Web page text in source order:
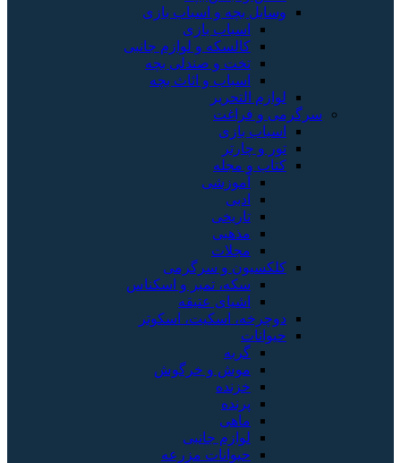
وسایل بچه و اسباب بازی
اسباب بازی
کالسکه و لوازم جانبی
تخت و صندلی بچه
اسباب و اثاث بچه
لوازم التحریر
سرگرمی و فراغت
اسباب‌ بازی
تور و چارتر
کتاب و مجله
آموزشی
ادبی
تاریخی
مذهبی
مجلات
کلکسیون و سرگرمی
سکه، تمبر و اسکناس
اشیای عتیقه
دوچرخه، اسکیت، اسکوتر
حیوانات
گربه
موش و خرگوش
خزنده
پرنده
ماهی
لوازم جانبی
حیوانات مزرعه